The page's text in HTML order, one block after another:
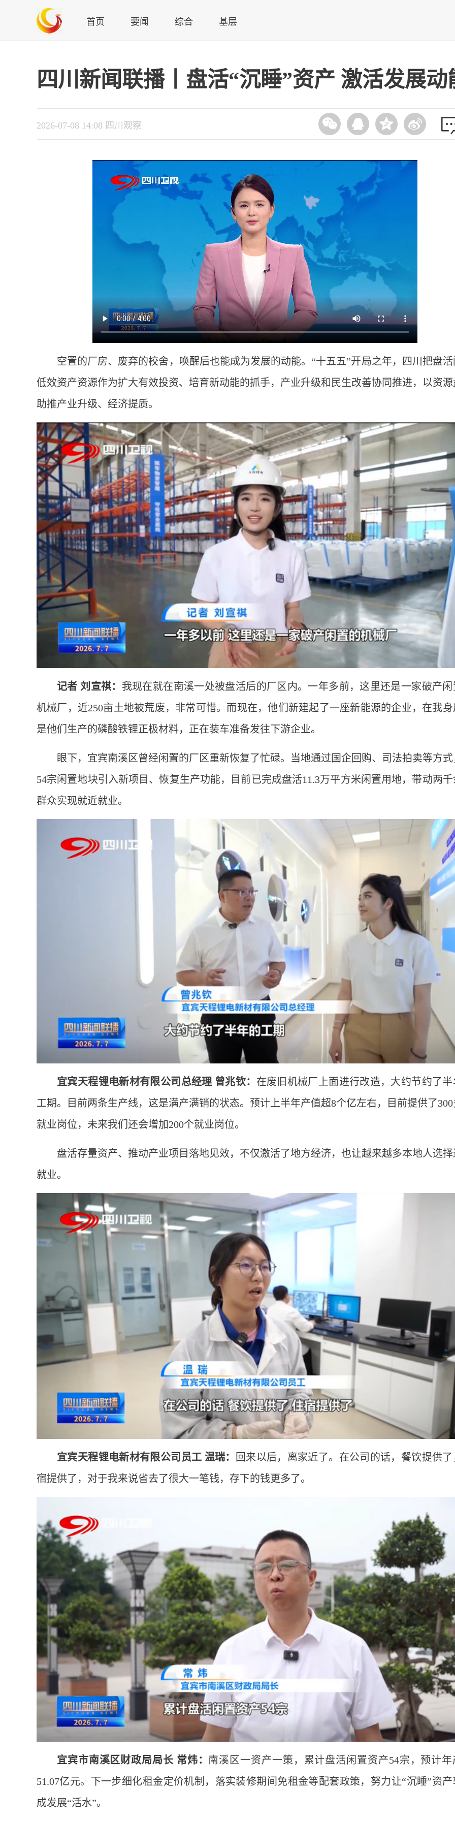
首页 要闻 综合 基层
四川新闻联播丨盘活“沉睡”资产 激活发展动
2026-07-08 14:08 四川观察
空置的厂房、废弃的校舍，唤醒后也能成为发展的动能。“十五五”开局之年，四川把盘
低效资产资源作为扩大有效投资、培育新动能的抓手，产业升级和民生改善协同推进，以资
助推产业升级、经济提质。
记者 刘宣祺： 我现在就在南溪一处被盘活后的厂区内。一年多前，这里还是一家破产闲
机械厂，近250亩土地被荒废，非常可惜。而现在，他们新建起了一座新能源的企业，在我
是他们生产的磷酸铁锂正极材料，正在装车准备发往下游企业。
眼下，宜宾南溪区曾经闲置的厂区重新恢复了忙碌。当地通过国企回购、司法拍卖等方
54宗闲置地块引入新项目、恢复生产功能，目前已完成盘活11.3万平方米闲置用地，带动两
群众实现就近就业。
宜宾天程锂电新材有限公司总经理 曾兆钦： 在废旧机械厂上面进行改造，大约节约了半
工期。目前两条生产线，这是满产满销的状态。预计上半年产值超8个亿左右，目前提供了
就业岗位，未来我们还会增加200个就业岗位。
盘活存量资产、推动产业项目落地见效，不仅激活了地方经济，也让越来越多本地人选
就业。
宜宾天程锂电新材有限公司员工 温瑞：
回来以后，离家近了。在公司的话，餐饮提供了
宿提供了，对于我来说省去了很大一笔钱，存下的钱更多了。
宜宾市南溪区财政局局长 常炜： 南溪区一资产一策，累计盘活闲置资产54宗，预计年
51.07亿元。下一步细化租金定价机制，落实装修期间免租金等配套政策，努力让“沉睡”资
成发展“活水”。